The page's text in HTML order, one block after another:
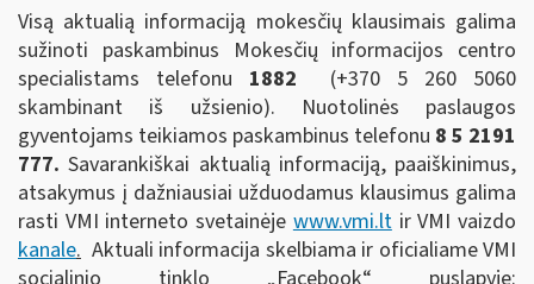
Visą aktualią informaciją mokesčių klausimais galima
sužinoti paskambinus Mokesčių informacijos centro
specialistams telefonu 1882
(+370 5 260 5060
skambinant iš užsienio). Nuotolinės paslaugos
gyventojams teikiamos paskambinus telefonu 8 5 2191
777. Savarankiškai aktualią informaciją, paaiškinimus,
atsakymus į dažniausiai užduodamus klausimus galima
rasti VMI interneto svetainėjewww.vmi.ltir VMI vaizdo
kanale. Aktuali informacija skelbiama ir oficialiame VMI